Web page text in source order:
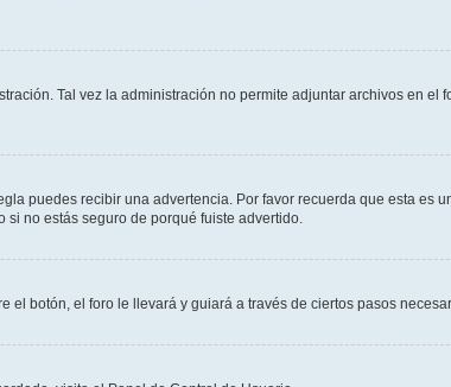
Tal vez la administración no permite adjuntar archivos en el
puedes recibir una advertencia. Por favor recuerda que esta es
si no estás seguro de porqué fuiste advertido.
botón, el foro le llevará y guiará a través de ciertos pasos